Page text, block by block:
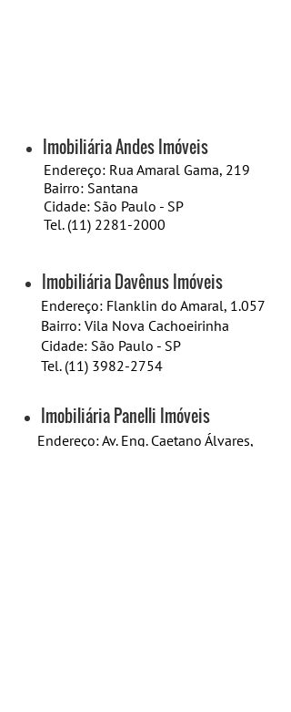
Imobiliária Andes Imóveis
Endereço: Rua Amaral Gama, 219
Bairro: Santana
​Cidade: São Paulo - SP
Tel. (11) 2281-2000
Imobiliária Davênus Imóveis
Endereço: Av. Eng. Caetano Álvares,
Endereço: Flanklin do Amaral, 1.057
Bairro: Vila Nova Cachoeirinha
​Cidade: São Paulo - SP
Tel. (11) 3982-2754
Imobiliária Panelli Imóveis